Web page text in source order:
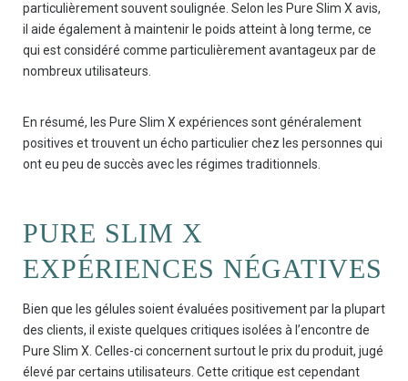
particulièrement souvent soulignée. Selon les Pure Slim X avis,
il aide également à maintenir le poids atteint à long terme, ce
qui est considéré comme particulièrement avantageux par de
nombreux utilisateurs.
En résumé, les Pure Slim X expériences sont généralement
positives et trouvent un écho particulier chez les personnes qui
ont eu peu de succès avec les régimes traditionnels.
PURE SLIM X
EXPÉRIENCES NÉGATIVES
Bien que les gélules soient évaluées positivement par la plupart
des clients, il existe quelques critiques isolées à l’encontre de
Pure Slim X. Celles-ci concernent surtout le prix du produit, jugé
élevé par certains utilisateurs. Cette critique est cependant